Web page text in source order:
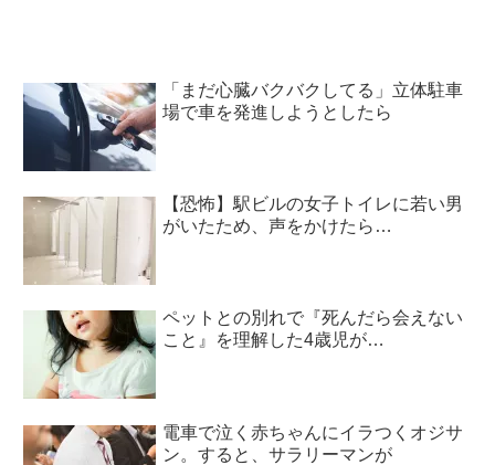
「まだ心臓バクバクしてる」立体駐車
場で車を発進しようとしたら
【恐怖】駅ビルの女子トイレに若い男
がいたため、声をかけたら…
ペットとの別れで『死んだら会えない
こと』を理解した4歳児が…
電車で泣く赤ちゃんにイラつくオジサ
ン。すると、サラリーマンが